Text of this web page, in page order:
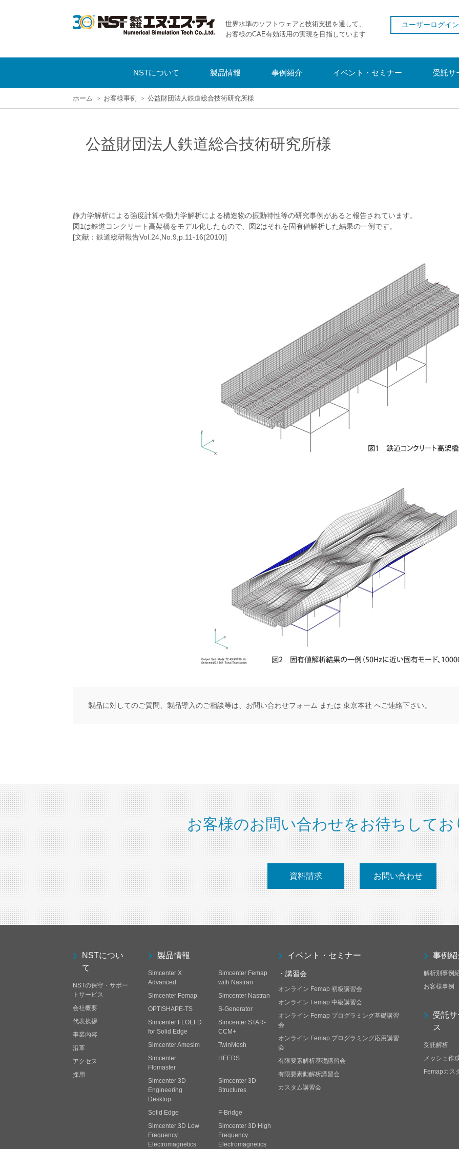
世界水準のソフトウェアと技術支援を通して、
お客様のCAE有効活用の実現を目指しています
ユーザーログイン
NSTについて 製品情報 事例紹介 イベント・セミナー 受託サ
ホーム お客様事例 公益財団法人鉄道総合技術研究所様
公益財団法人鉄道総合技術研究所様
静力学解析による強度計算や動力学解析による構造物の振動特性等の研究事例があると報告されています。
図1は鉄道コンクリート高架橋をモデル化したもので、図2はそれを固有値解析した結果の一例です。
[文献：鉄道総研報告Vol.24,No.9,p.11-16(2010)]
製品に対してのご質問、製品導入のご相談等は、 お問い合わせフォーム または 東京本社 へご連絡下さい。
お客様のお問い合わせをお待ちしてお
資料請求 お問い合わせ
NSTについ
て
NSTの保守・サポー
トサービス
会社概要
代表挨拶
事業内容
沿革
アクセス
採用
製品情報
Simcenter X
Advanced
Simcenter Femap
with Nastran
Simcenter Femap
Simcenter Nastran
OPTISHAPE-TS
S-Generator
Simcenter FLOEFD
for Solid Edge
Simcenter STAR-
CCM+
Simcenter Amesim
TwinMesh
Simcenter
Flomaster
HEEDS
Simcenter 3D
Engineering
Desktop
Simcenter 3D
Structures
Solid Edge
F-Bridge
Simcenter 3D Low
Frequency
Electromagnetics
Simcenter 3D High
Frequency
Electromagnetics
イベント・セミナー
・講習会
オンライン Femap 初級講習会
オンライン Femap 中級講習会
オンライン Femap プログラミング基礎講習
会
オンライン Femap プログラミング応用講習
会
有限要素解析基礎講習会
有限要素動解析講習会
カスタム講習会
事例紹
解析別事例
お客様事例
受託
ス
受託解析
メッシュ作
Femapカス